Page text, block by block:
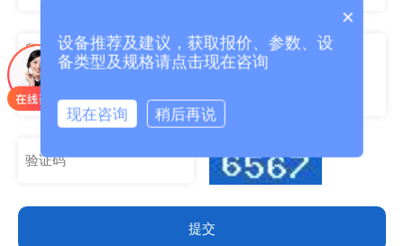
提交
×
设备推荐及建议，获取报价、参数、设
备类型及规格请点击现在咨询
现在咨询 稍后再说